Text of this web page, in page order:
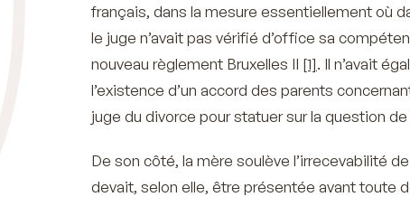
français, dans la mesure essentiellement où
le juge n’avait pas vérifié d’office sa
nouveau règlement Bruxelles II [1]. Il n’avait
l’existence d’un accord des parents
juge du divorce pour statuer sur la question
De son côté, la mère soulève l’irrecevabilité
devait, selon elle, être présentée avant toute